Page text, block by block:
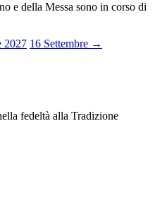
e della Messa sono in corso di
2027 16 Settembre →
fedeltà alla Tradizione